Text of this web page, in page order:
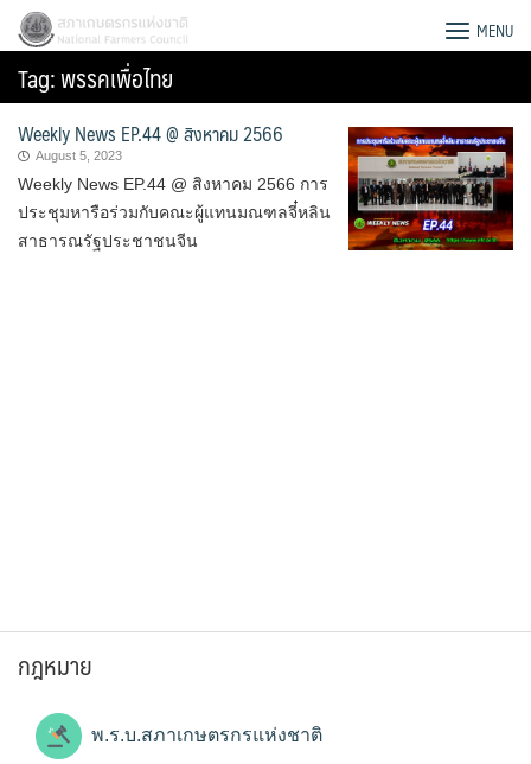
Skip
content
สภาเกษตรกรแห่งชาติ MENU
Tag:พรรคเพื่อไทย
Weekly News EP.44 @ สิงหาคม 2566
August 5, 2023
Weekly News EP.44 @ สิงหาคม 2566 การ
ประชุมหารือร่วมกับคณะผู้แทนมณฑลจี๋หลิน
สาธารณรัฐประชาชนจีน
กฎหมาย
พ.ร.บ.สภาเกษตรกรแห่งชาติ